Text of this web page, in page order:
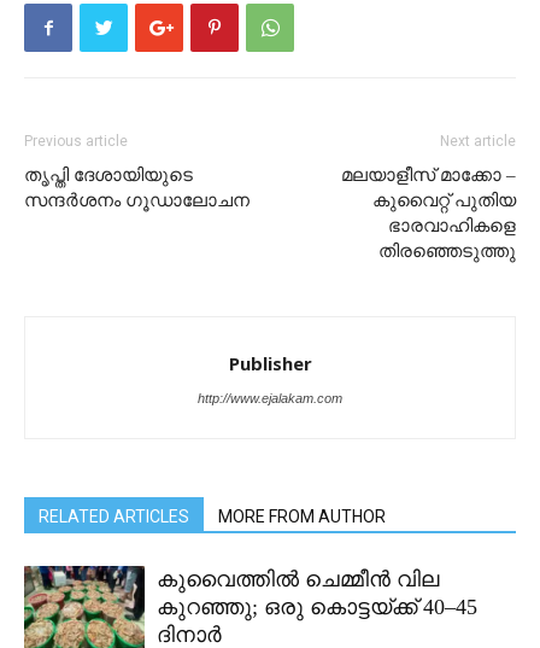
Previous article
തൃപ്തി ദേശായിയുടെ
സന്ദർശനം ഗൂഡാലോചന
Next article
മലയാളീസ് മാക്കോ –
കുവൈറ്റ് പുതിയ
ഭാരവാഹികളെ
തിരഞ്ഞെടുത്തു
Publisher
http://www.ejalakam.com
RELATED ARTICLES MORE FROM AUTHOR
കുവൈത്തിൽ ചെമ്മീൻ വില
കുറഞ്ഞു; ഒരു കൊട്ടയ്ക്ക് 40–45
ദിനാർ